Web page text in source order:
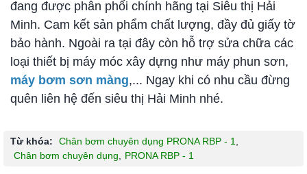
đang được phân phối chính hãng tại Siêu thị Hải
Minh. Cam kết sản phẩm chất lượng, đầy đủ giấy tờ
bảo hành. Ngoài ra tại đây còn hỗ trợ sửa chữa các
loại thiết bị máy móc xây dựng như máy phun sơn,
máy bơm sơn màng,... Ngay khi có nhu cầu đừng
quên liên hệ đến siêu thị Hải Minh nhé.
Từ khóa: Chân bơm chuyên dụng PRONA RBP - 1
Chân bơm chuyên dụng
PRONA RBP - 1